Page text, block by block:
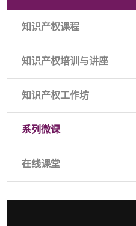
知识产权课程
知识产权培训与讲座
知识产权工作坊
系列微课
在线课堂